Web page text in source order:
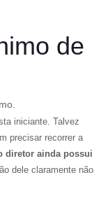
de
iniciante. Talvez
precisar recorrer a
diretor ainda possui
dele claramente não